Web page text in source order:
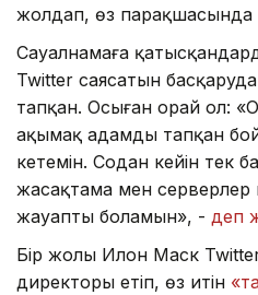
жолдап, өз парақшасында
Сауалнамаға
Twitter саясатын
тапқан. Осыған орай ол:
ақымақ адамды тапқан
кетемін. Содан кейін тек
жасақтама мен
жауапты боламын», - деп
Бір жолы Илон Маск Twitter
директоры етіп, өз итін